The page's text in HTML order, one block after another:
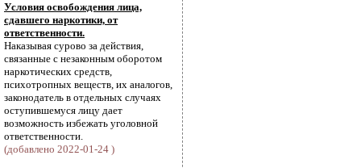
Условия освобождения лица,
сдавшего наркотики, от
ответственности.
Наказывая сурово за действия,
связанные с незаконным оборотом
наркотических средств,
психотропных веществ, их аналогов,
законодатель в отдельных случаях
оступившемуся лицу дает
возможность избежать уголовной
ответственности.
(добавлено 2022-01-24 )